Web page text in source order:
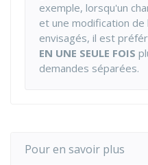
exemple, lorsqu'un
et une modification
envisagés, il est
EN UNE SEULE FOIS
demandes séparées.
Pour en savoir plus